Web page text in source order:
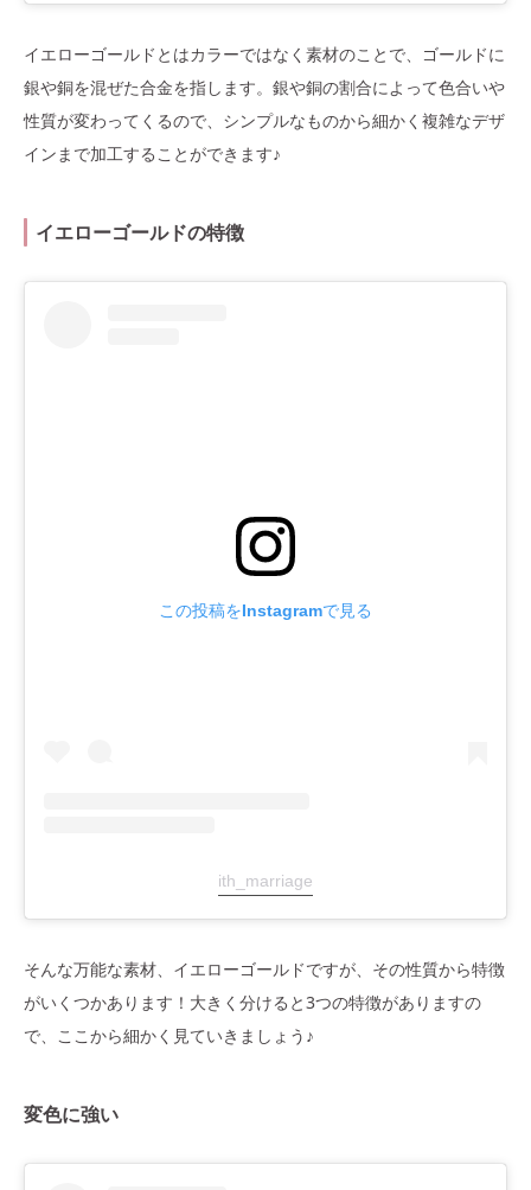
イエローゴールドとはカラーではなく素材のことで、ゴールドに
銀や銅を混ぜた合金を指します。銀や銅の割合によって色合いや
性質が変わってくるので、シンプルなものから細かく複雑なデザ
インまで加工することができます♪
イエローゴールドの特徴
この投稿をInstagramで見る
ith_marriage
そんな万能な素材、イエローゴールドですが、その性質から特徴
がいくつかあります！大きく分けると3つの特徴がありますの
で、ここから細かく見ていきましょう♪
変色に強い